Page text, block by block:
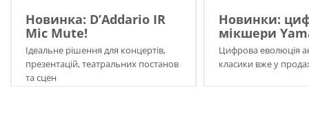
Новинка: D’Addario IR
Mic Mute!
Ідеальне рішення для концертів,
презентацій, театральних постанов
та сцен
Новинки:
мікшери
Цифрова еволюція
класики вже у